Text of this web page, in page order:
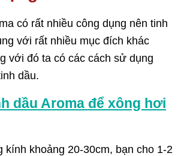
có rất nhiều công dụng nên tinh
với rất nhiều mục đích khác
với đó ta có các cách sử dụng
dầu.
dầu Aroma để xông hơi
khoảng 20-30cm, bạn cho 1-2